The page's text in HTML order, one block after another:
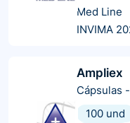
Med Line
INVIMA
Ampliex
Cápsulas -
100 und